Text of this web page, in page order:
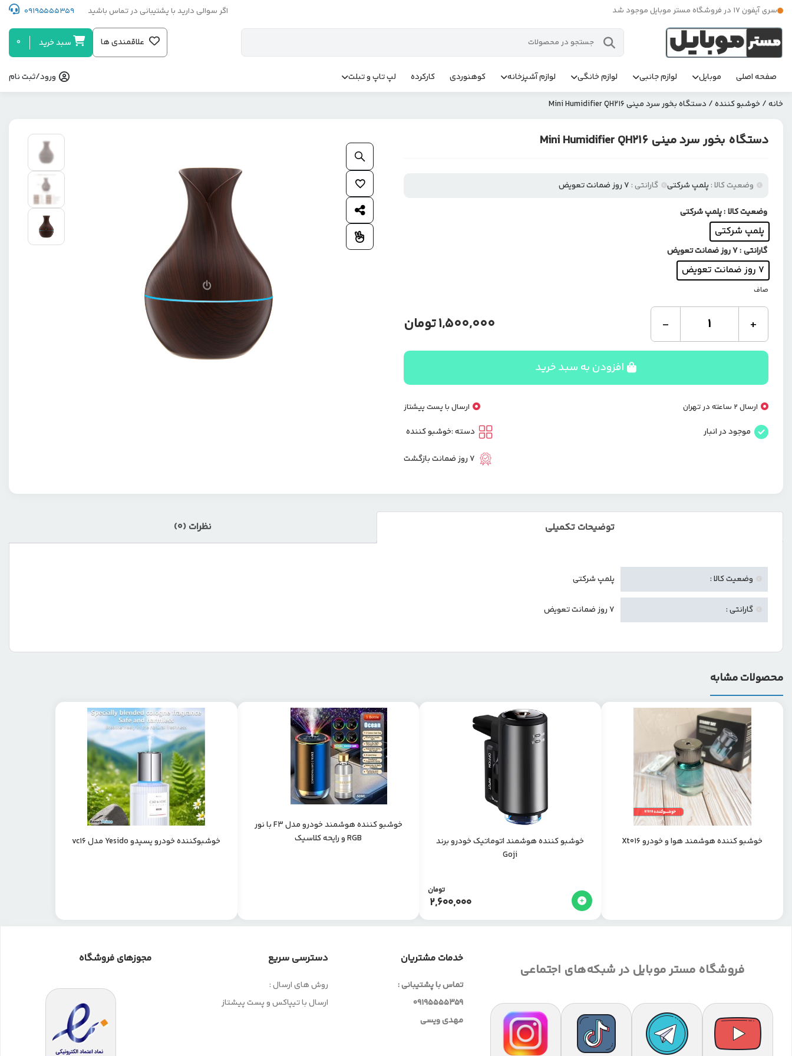
سری آیفون 17 در فروشگاه مستر موبایل موجود شد اگر سوالی دارید با پشتیبانی در تماس باشید 09195555359
علاقمندی ها سبد خرید 0
صفحه اصلی موبایل لوازم جانبی لوازم خانگی لوازم آشپزخانه کوهنوردی کارکرده لپ تاپ و تبلت ورود/ثبت نام
خانه/ خوشبو کننده/ دستگاه بخور سرد مینی Mini Humidifier QH216
دستگاه بخور سرد مینی Mini Humidifier QH216
وضعیت کالا : پلمپ شرکتی گارانتی : 7 روز ضمانت تعویض
وضعیت کالا: پلمپ شرکتی
پلمپ شرکتی
گارانتی: 7 روز ضمانت تعویض
7 روز ضمانت تعویض
صاف
+
دستگاه
بخور
سرد
مینی
Humidifier
عدد
-
1,500,000تومان
افزودن به سبد خرید
ارسال 2 ساعته در تهران ارسال با پست پیشتاز
موجود در انبار دسته :خوشبو کننده
7 روز ضمانت بازگشت
توضیحات تکمیلی نظرات (0)
وضعیت کالا : پلمپ شرکتی
گارانتی : 7 روز ضمانت تعویض
محصولات مشابه
خوشبو کننده هوشمند هوا و خودرو Xt016
خوشبو کننده هوشمند اتوماتیک خودرو برند
Goji
2,600,000
تومان
خوشبو کننده هوشمند خودرو مدل F3 با نور
RGB و رایحه کلاسیک
خوشبوکننده خودرو یسیدو Yesido مدل vc16
فروشگاه مستر موبایل در شبکه‌های اجتماعی
خدمات مشتریان
تماس با پشتیبانی :
09195555359
مهدی ویسی
دسترسی سریع
روش های ارسال :
ارسال با تیپاکس و پست پیشتاز
مجوزهای فروشگاه